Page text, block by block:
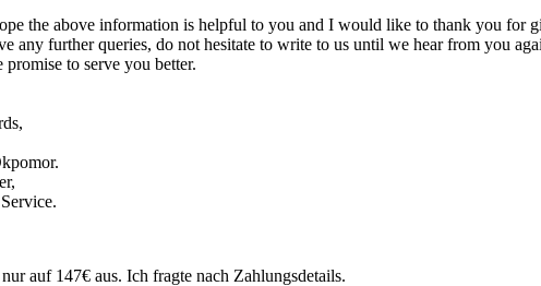
the above information is helpful to you and I would like to thank you for
any further queries, do not hesitate to write to us until we hear from you
promise to serve you better.
auf 147€ aus. Ich fragte nach Zahlungsdetails.